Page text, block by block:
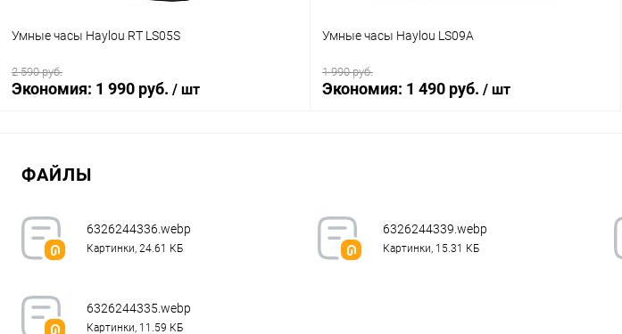
Умные часы Haylou RТ LS05S
2 590 руб.
Экономия: 1 990 руб. / шт
В избранное
Умные часы Haylou LS09A
1 990 руб.
Экономия: 1 490 руб. / шт
В избранное
ФАЙЛЫ
6326244336.webp
Картинки, 24.61 КБ
6326244339.webp
Картинки, 15.31 КБ
6326244335.webp
Картинки, 11.59 КБ